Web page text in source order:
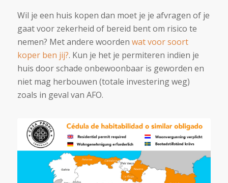
Wil je een huis kopen dan moet je je afvragen of je
gaat voor zekerheid of bereid bent om risico te
nemen? Met andere woorden wat voor soort
koper ben jij?. Kun je het je permiteren indien je
huis door schade onbewoonbaar is geworden en
niet mag herbouwen (totale investering weg)
zoals in geval van AFO.